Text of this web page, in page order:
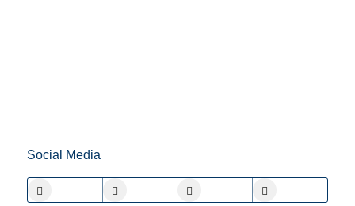
Social Media